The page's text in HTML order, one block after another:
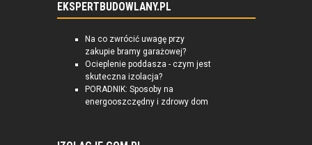
EKSPERTBUDOWLANY.PL
Na co zwrócić uwagę przy
zakupie bramy garażowej?
Ocieplenie poddasza - czym jest
skuteczna izolacja?
PORADNIK: Sposoby na
energooszczędny i zdrowy dom